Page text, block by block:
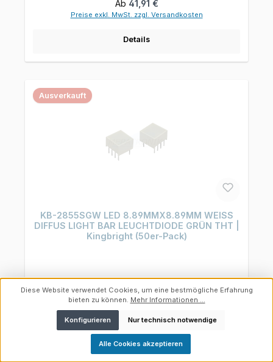
Regulärer Preis:
Ab 41,91 €
Preise exkl. MwSt. zzgl. Versandkosten
Details
Ausverkauft
KB-2855SGW LED 8.89MMX8.89MM WEISS
DIFFUS LIGHT BAR LEUCHTDIODE GRÜN THT |
Kingbright (50er-Pack)
Art.-Nr.:4403110005
Hersteller:Kingbright
Inhalt:50 Stück(0,84 € / 1 Stück)
Werkzeugleiste anzeigen
Diese Website verwendet Cookies, um eine bestmögliche Erfahrung
bieten zu können. Mehr Informationen ...
Nur technisch notwendige
Konfigurieren
Alle Cookies akzeptieren